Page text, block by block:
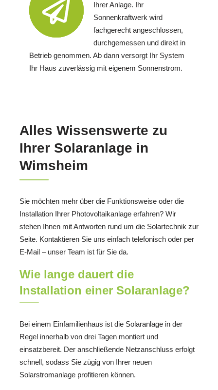
Ihrer Anlage. Ihr
Sonnenkraftwerk wird
fachgerecht angeschlossen,
durchgemessen und direkt in
Betrieb genommen. Ab dann versorgt Ihr System
Ihr Haus zuverlässig mit eigenem Sonnenstrom.
Alles Wissenswerte zu
Ihrer Solaranlage in
Wimsheim
Sie möchten mehr über die Funktionsweise oder die
Installation Ihrer Photovoltaikanlage erfahren? Wir
stehen Ihnen mit Antworten rund um die Solartechnik zur
Seite. Kontaktieren Sie uns einfach telefonisch oder per
E-Mail – unser Team ist für Sie da.
Wie lange dauert die
Installation einer Solaranlage?
Bei einem Einfamilienhaus ist die Solaranlage in der
Regel innerhalb von drei Tagen montiert und
einsatzbereit. Der anschließende Netzanschluss erfolgt
schnell, sodass Sie zügig von Ihrer neuen
Solarstromanlage profitieren können.